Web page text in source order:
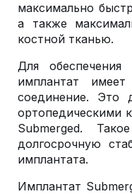
максимально
а также
костной тканью.
Для
имплантат имеет
соединение. Это
ортопедическими
Submerged.
долгосрочную
имплантата.
Имплантат